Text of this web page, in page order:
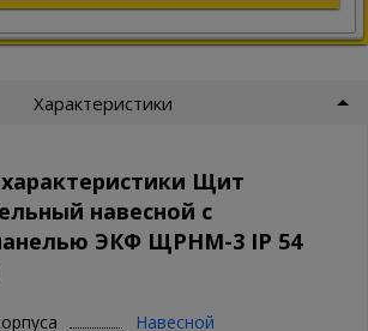
Характеристики
Щит
навесной с
ЭКФ ЩРНМ-3 IP 54
Навесной